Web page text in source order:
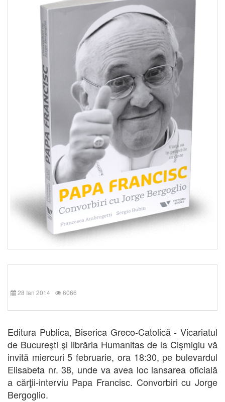
28 Ian 2014 6066
Editura Publica, Biserica Greco-Catolică - Vicariatul
de Bucureşti şi librăria Humanitas de la Cişmigiu vă
invită miercuri 5 februarie, ora 18:30, pe bulevardul
Elisabeta nr. 38, unde va avea loc lansarea oficială
a cărţii-interviu Papa Francisc. Convorbiri cu Jorge
Bergoglio.